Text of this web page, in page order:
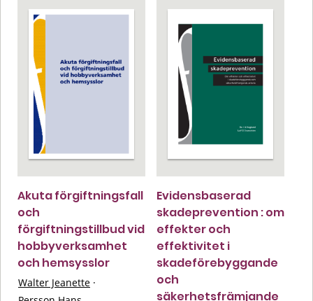
Akuta förgiftningsfall
och
förgiftningstillbud vid
hobbyverksamhet
och hemsysslor
Walter Jeanette ·
Evidensbaserad
skadeprevention : om
effekter och
effektivitet i
skadeförebyggande
och
säkerhetsfrämjande